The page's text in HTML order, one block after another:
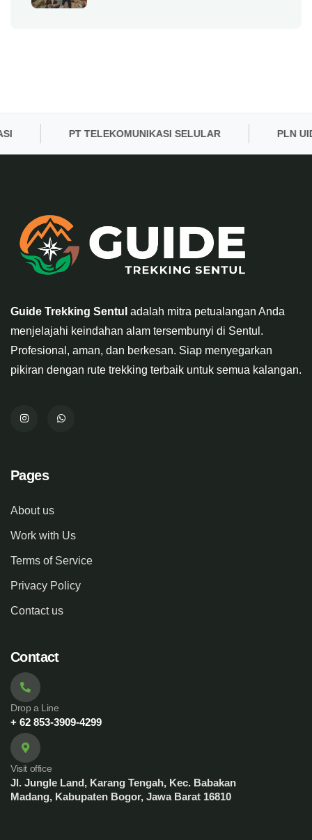
PT TELEKOMUNIKASI SELULAR PLN UID
Guide Trekking Sentul adalah mitra petualangan Anda
menjelajahi keindahan alam tersembunyi di Sentul.
Profesional, aman, dan berkesan. Siap menyegarkan
pikiran dengan rute trekking terbaik untuk semua kalangan.
Pages
About us
Work with Us
Terms of Service
Privacy Policy
Contact us
Contact
Drop a Line
+ 62 853-3909-4299
Visit office
Jl. Jungle Land, Karang Tengah, Kec. Babakan
Madang, Kabupaten Bogor, Jawa Barat 16810